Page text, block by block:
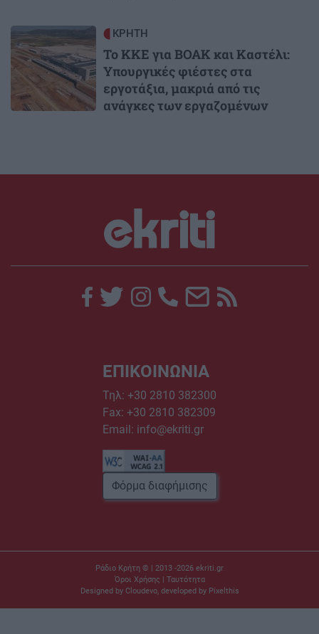
Image ΚΡΗΤΗ
Το ΚΚΕ για ΒΟΑΚ και Καστέλι:
Υπουργικές φιέστες στα
εργοτάξια, μακριά από τις
ανάγκες των εργαζομένων
ΕΠΙΚΟΙΝΩΝΙΑ
Τηλ: +30 2810 382300
Fax: +30 2810 382309
Email: info@ekriti.gr
Φόρμα διαφήμισης
Ράδιο Κρήτη © | 2013 -2026 ekriti.gr
Όροι Χρήσης | Ταυτότητα
Designed by Cloudevo, developed by Pixelthis